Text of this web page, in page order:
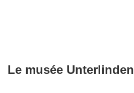
Le musée Unterlinden